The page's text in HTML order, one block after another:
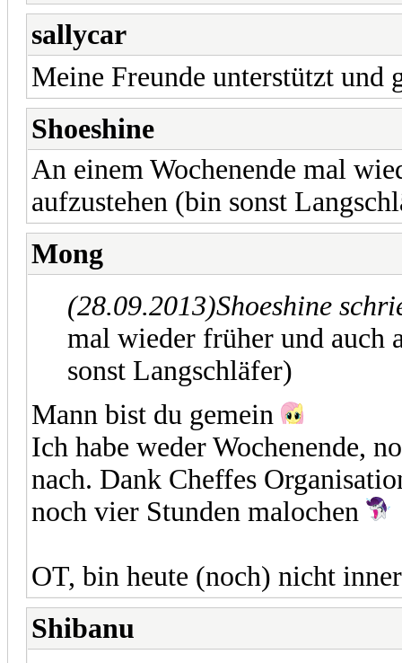
sallycar
Meine Freunde unterstützt und
Shoeshine
An einem Wochenende mal
aufzustehen (bin sonst
Mong
(28.09.2013)Shoeshine
mal wieder früher und auch
sonst Langschläfer)
Mann bist du gemein
Ich habe weder Wochenende,
nach. Dank Cheffes
noch vier Stunden malochen
OT, bin heute (noch) nicht
Shibanu